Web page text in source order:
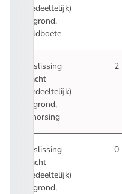
(gedeeltelijk)
gegrond,
geldboete
Beslissing
klacht
(gedeeltelijk)
gegrond,
schorsing
2
Beslissing
klacht
(gedeeltelijk)
gegrond,
0